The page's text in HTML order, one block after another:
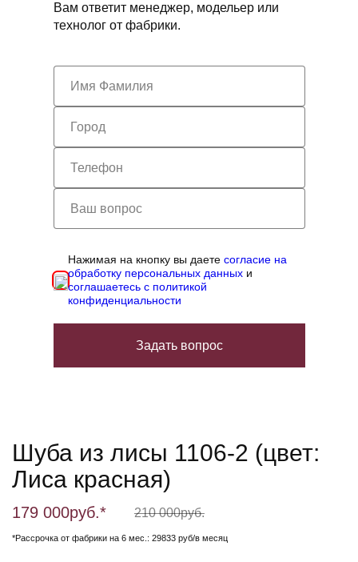
Вам ответит менеджер, модельер или
технолог от фабрики.
Нажимая на кнопку вы даетесогласие на
обработку персональных данных и
соглашаетесь с политикой
конфиденциальности
Задать вопрос
Шуба из лисы 1106-2 (цвет:
Лиса красная)
179 000руб.* 210 000руб.
*Рассрочка от фабрики на 6 мес.: 29833 руб/в месяц